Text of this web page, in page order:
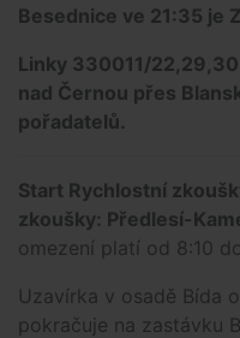
Besednice ve 21:35 je
Linky 330011/
nad Černou přes
pořadatelů.
Start Rychlostní
zkoušky: Předlesí-
omezení platí od 8:10
Uzavírka v osadě Bída
pokračuje na zastávku